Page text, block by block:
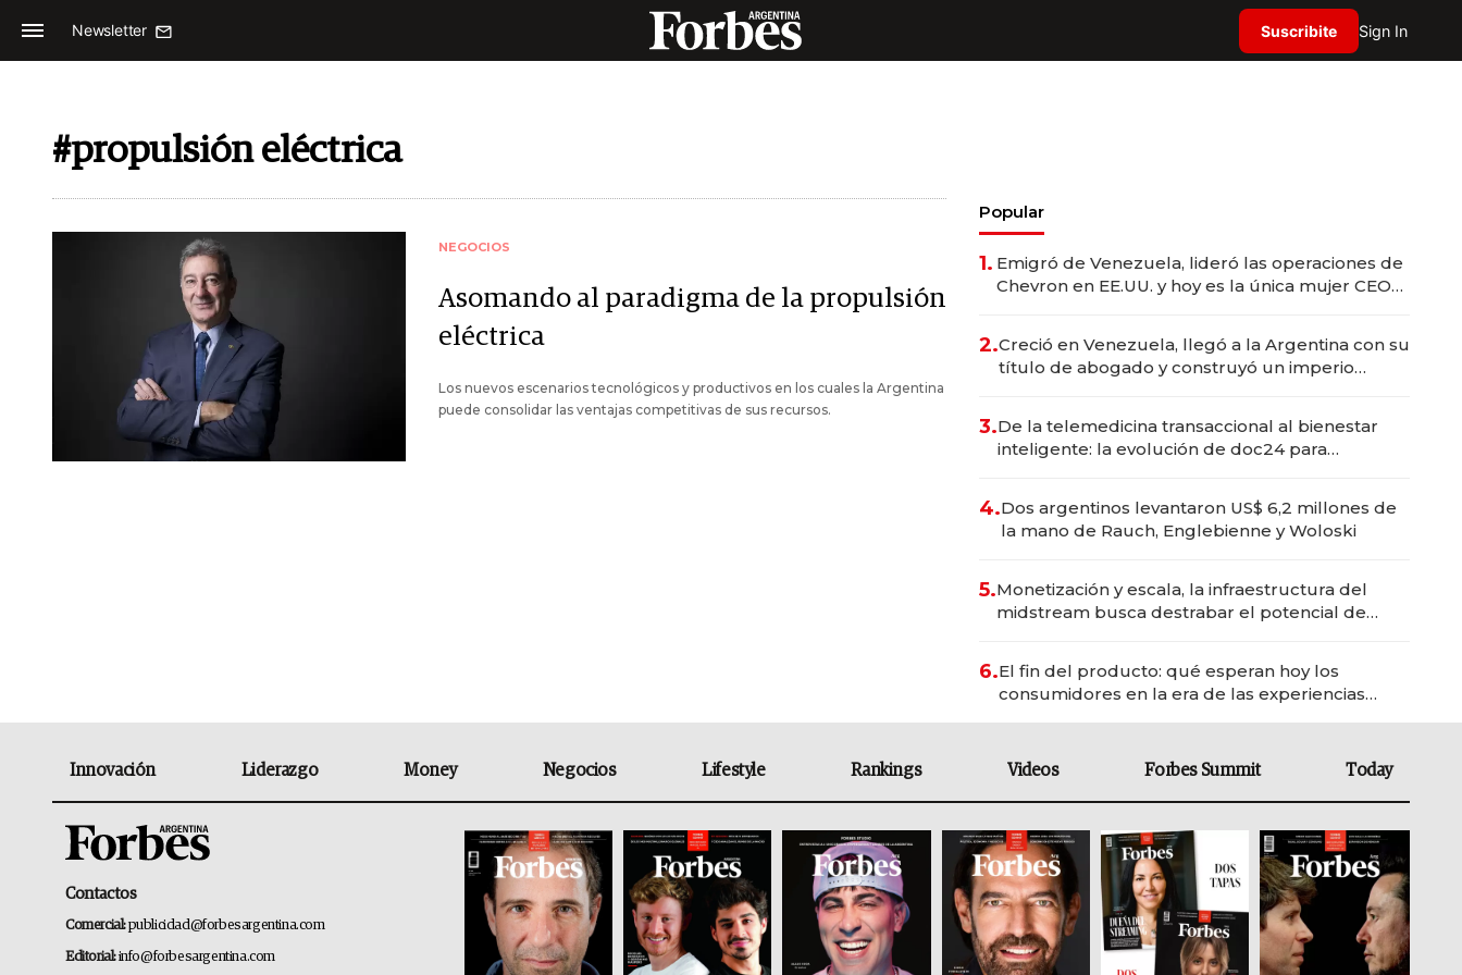
Newsletter Suscribite Sign In
#propulsión eléctrica
NEGOCIOS
Asomando al paradigma de la propulsión
eléctrica
Los nuevos escenarios tecnológicos y productivos en los cuales la Argentina
puede consolidar las ventajas competitivas de sus recursos.
Popular
1. Emigró de Venezuela, lideró las operaciones de
Chevron en EE.UU. y hoy es la única mujer CEO
2.Creció en Venezuela, llegó a la Argentina con su
título de abogado y construyó un imperio
3.De la telemedicina transaccional al bienestar
inteligente: la evolución de doc24 para
4.Dos argentinos levantaron US$ 6,2 millones de
la mano de Rauch, Englebienne y Woloski
5.Monetización y escala, la infraestructura del
midstream busca destrabar el potencial de
6.El fin del producto: qué esperan hoy los
consumidores en la era de las experiencias
Innovación Liderazgo Money Negocios Lifestyle Rankings Videos Forbes Summit Today
Contactos
Comercial:publicidad@forbesargentina.com
Editorial:info@forbesargentina.com